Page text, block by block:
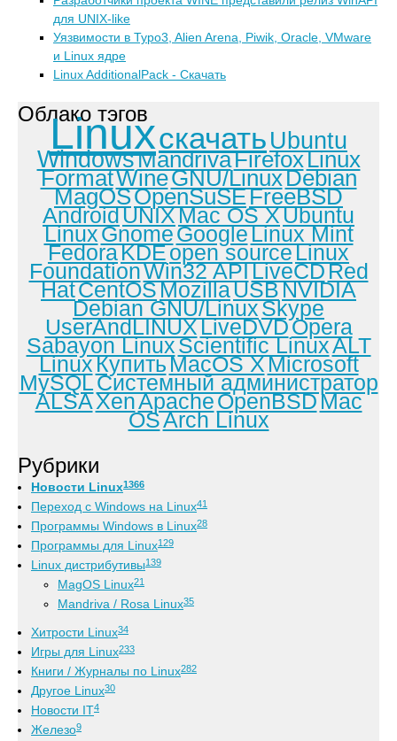
для UNIX-like
Уязвимости в Typo3, Alien Arena, Piwik, Oracle, VMware
и Linux ядре
Linux AdditionalPack - Скачать
Облако тэгов
Linuxскачать Ubuntu
WindowsMandrivaFirefoxLinux
FormatWineGNU/LinuxDebian
MagOSOpenSuSEFreeBSD
AndroidUNIXMac OS XUbuntu
LinuxGnomeGoogleLinux Mint
FedoraKDEopen sourceLinux
FoundationWin32 APILiveCDRed
HatCentOSMozillaUSBNVIDIA
Debian GNU/LinuxSkype
UserAndLINUXLiveDVDOpera
Sabayon LinuxScientific LinuxALT
LinuxКупитьMacOS XMicrosoft
MySQLСистемный администратор
ALSAXenApacheOpenBSDMac
OSArch Linux
Рубрики
Новости Linux1366
Переход с Windows на Linux41
Программы Windows в Linux28
Программы для Linux129
Linux дистрибутивы139
MagOS Linux21
Mandriva / Rosa Linux35
Хитрости Linux34
Игры для Linux233
Книги / Журналы по Linux282
Другое Linux30
Новости IT4
Железо9